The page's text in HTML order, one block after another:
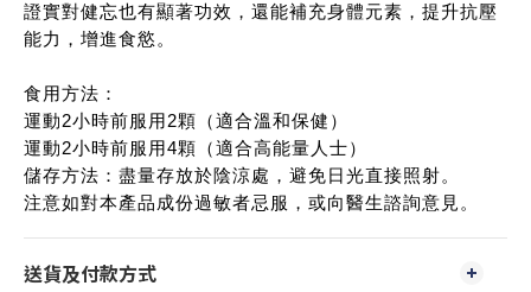
證實對健忘也有顯著功效，還能補充身體元素，提升抗壓
能力，增進食慾。
食用方法：
運動2小時前服用2顆（適合溫和保健）
運動2小時前服用4顆（適合高能量人士）
儲存方法：盡量存放於陰涼處，避免日光直接照射。
注意如對本產品成份過敏者忌服，或向醫生諮詢意見。
送貨及付款方式